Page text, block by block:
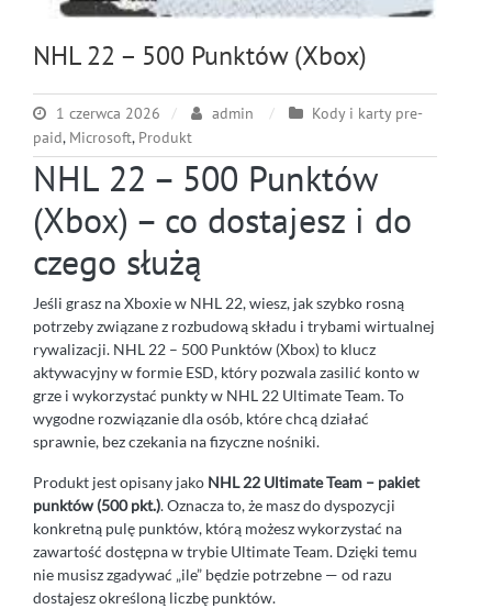
NHL 22 – 500 Punktów (Xbox)
1 czerwca 2026 admin
Kody i karty pre-
paid, Microsoft, Produkt
NHL 22 – 500 Punktów
(Xbox) – co dostajesz i do
czego służą
Jeśli grasz na Xboxie w NHL 22, wiesz, jak szybko rosną
potrzeby związane z rozbudową składu i trybami wirtualnej
rywalizacji. NHL 22 – 500 Punktów (Xbox) to klucz
aktywacyjny w formie ESD, który pozwala zasilić konto w
grze i wykorzystać punkty w NHL 22 Ultimate Team. To
wygodne rozwiązanie dla osób, które chcą działać
sprawnie, bez czekania na fizyczne nośniki.
Produkt jest opisany jako NHL 22 Ultimate Team – pakiet
punktów (500 pkt.). Oznacza to, że masz do dyspozycji
konkretną pulę punktów, którą możesz wykorzystać na
zawartość dostępna w trybie Ultimate Team. Dzięki temu
nie musisz zgadywać „ile” będzie potrzebne — od razu
dostajesz określoną liczbę punktów.